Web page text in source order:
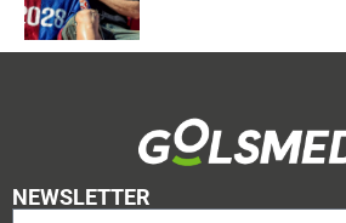
NEWSLETTER